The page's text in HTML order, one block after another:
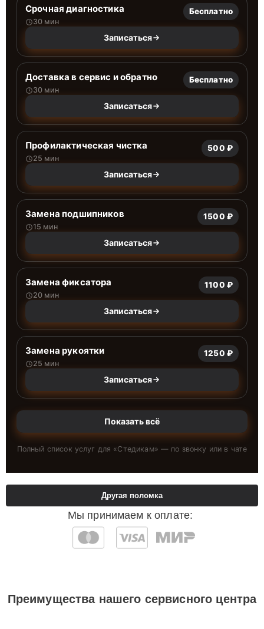
Срочная диагностика
30 мин
Бесплатно
Записаться
Доставка в сервис и обратно
30 мин
Бесплатно
Записаться
Профилактическая чистка
25 мин
500 ₽
Записаться
Замена подшипников
15 мин
1500 ₽
Записаться
Замена фиксатора
20 мин
1100 ₽
Записаться
Замена рукоятки
25 мин
1250 ₽
Записаться
Показать всё
Полный список услуг для «Стедикам» — по звонку или в чате
Мы принимаем к оплате:
Другая поломка
Преимущества нашего сервисного центра